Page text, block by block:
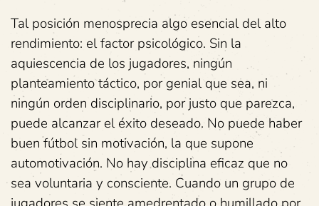
Tal posición menosprecia algo esencial del alto
rendimiento: el factor psicológico. Sin la
aquiescencia de los jugadores, ningún
planteamiento táctico, por genial que sea, ni
ningún orden disciplinario, por justo que parezca,
puede alcanzar el éxito deseado. No puede haber
buen fútbol sin motivación, la que supone
automotivación. No hay disciplina eficaz que no
sea voluntaria y consciente. Cuando un grupo de